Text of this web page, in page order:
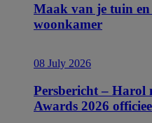
Maak van je tuin en
woonkamer
08 July 2026
Persbericht – Harol
Awards 2026